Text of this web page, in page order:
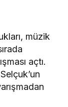
müzik
açtı.